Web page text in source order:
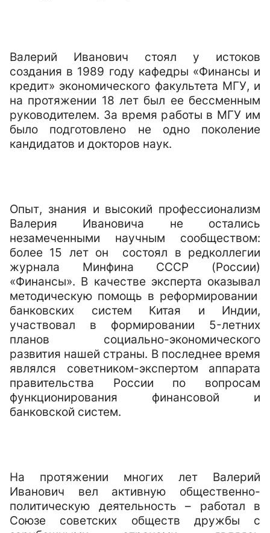
Валерий Иванович стоял у истоков
создания в 1989 году кафедры «Финансы и
кредит» экономического факультета МГУ, и
на протяжении 18 лет был ее бессменным
руководителем. За время работы в МГУ им
было подготовлено не одно поколение
кандидатов и докторов наук.
Опыт, знания и высокий профессионализм
Валерия Ивановича не остались
незамеченными научным сообществом:
более 15 лет он
состоял в редколлегии
журнала Минфина СССР (России)
«Финансы». В качестве эксперта оказывал
методическую помощь в реформировании
банковских систем Китая и Индии,
участвовал в формировании 5-летних
планов социально-экономического
развития нашей страны. В последнее время
являлся советником-экспертом аппарата
правительства России по вопросам
функционирования финансовой и
банковской систем.
На протяжении многих лет Валерий
Иванович вел активную общественно-
политическую деятельность – работал в
Союзе советских обществ дружбы с